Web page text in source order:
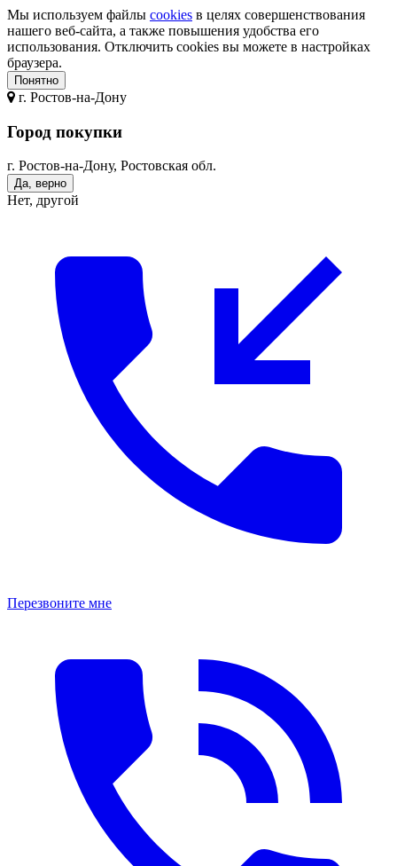
Мы используем файлы cookies в целях совершенствования
нашего веб-сайта, а также повышения удобства его
использования. Отключить cookies вы можете в настройках
браузера.
Понятно
г. Ростов-на-Дону
Город покупки
г. Ростов-на-Дону, Ростовская обл.
Да, верно
Нет, другой
Перезвоните мне